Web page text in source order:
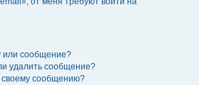
или сообщение?
удалить сообщение?
своему сообщению?